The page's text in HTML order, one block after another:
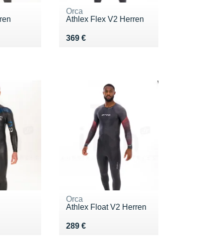
Orca
Athlex Flex V2 Herren
369 €
Vendu 369 €
Orca
Athlex Float V2 Herren
289 €
Vendu 289 €